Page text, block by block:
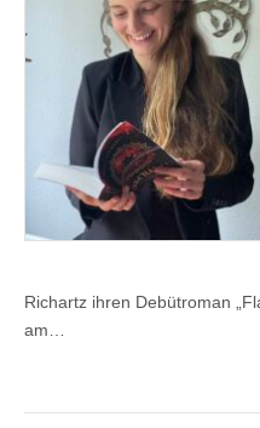
Richartz ihren Debütroman
am…